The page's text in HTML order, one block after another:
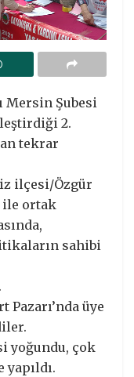
Mersin Şubesi
2.
tekrar
ilçesi/Özgür
ile ortak
sahibi
Pazarı’nda üye
yoğundu, çok
yapıldı.